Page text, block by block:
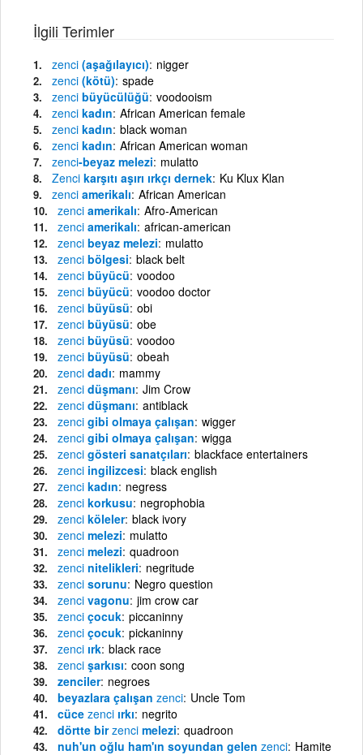
İlgili Terimler
zenci (aşağılayıcı) nigger
zenci (kötü) spade
zenci büyücülüğü voodooism
zenci kadın African American female
zenci kadın black woman
zenci kadın African American woman
zenci-beyaz melezi mulatto
Zenci karşıtı aşırı ırkçı dernek Ku Klux Klan
zenci amerikalı African American
zenci amerikalı Afro-American
zenci amerikalı african-american
zenci beyaz melezi mulatto
zenci bölgesi black belt
zenci büyücü voodoo
zenci büyücü voodoo doctor
zenci büyüsü obi
zenci büyüsü obe
zenci büyüsü voodoo
zenci büyüsü obeah
zenci dadı mammy
zenci düşmanı Jim Crow
zenci düşmanı antiblack
zenci gibi olmaya çalışan wigger
zenci gibi olmaya çalışan wigga
zenci gösteri sanatçıları blackface entertainers
zenci ingilizcesi black english
zenci kadın negress
zenci korkusu negrophobia
zenci köleler black ivory
zenci melezi mulatto
zenci melezi quadroon
zenci nitelikleri negritude
zenci sorunu Negro question
zenci vagonu jim crow car
zenci çocuk piccaninny
zenci çocuk pickaninny
zenci ırk black race
zenci şarkısı coon song
zenciler negroes
beyazlara çalışan zenci Uncle Tom
cüce zenci ırkı negrito
dörtte birzenci melezi quadroon
nuh'un oğlu ham'ın soyundan gelen zenci Hamite